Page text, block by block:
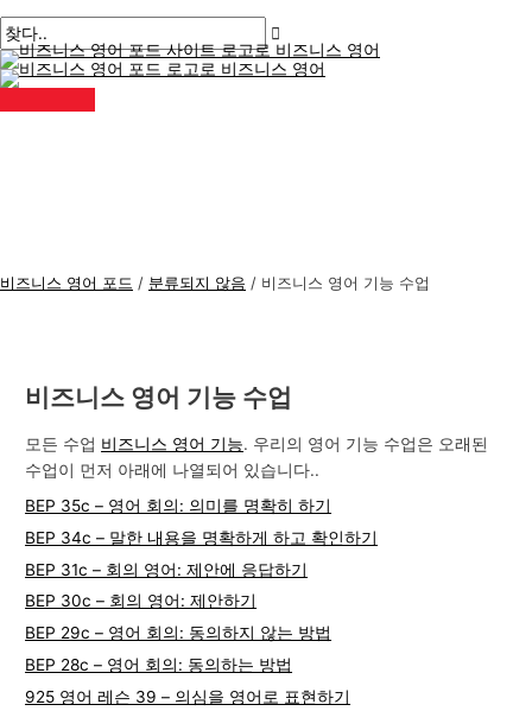
텐
츠
로
건
인
뉴
비즈니스 영어 포드 / 분류되지 않음 / 비즈니스 영어 기능 수업
비즈니스 영어 기능 수업
모든 수업 비즈니스 영어 기능. 우리의 영어 기능 수업은 오래된
수업이 먼저 아래에 나열되어 있습니다..
BEP 35c – 영어 회의: 의미를 명확히 하기
BEP 34c – 말한 내용을 명확하게 하고 확인하기
BEP 31c – 회의 영어: 제안에 응답하기
BEP 30c – 회의 영어: 제안하기
BEP 29c – 영어 회의: 동의하지 않는 방법
BEP 28c – 영어 회의: 동의하는 방법
925 영어 레슨 39 – 의심을 영어로 표현하기
시
물
탐
색
기
에
입
력
름
*
메
일
*
비
즈
니
스
검
색
: